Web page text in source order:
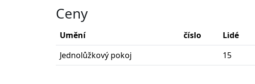
Ceny
Umění číslo Lidé
Jednolůžkový pokoj
15